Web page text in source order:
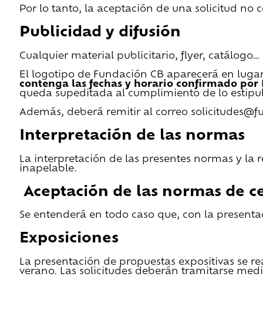
Por lo tanto, la aceptación de una solicitud
Publicidad y difusión
Cualquier material publicitario, flyer, catálogo…
El logotipo de Fundación CB aparecerá en
contenga las fechas y horario confirmado por
queda supeditada al cumplimiento de lo
Además, deberá remitir al correo
Interpretación de las normas
La interpretación de las presentes normas y la
inapelable.
Aceptación de las normas de
Se entenderá en todo caso que, con la
Exposiciones
La presentación de propuestas expositivas se
verano. Las solicitudes deberán tramitarse